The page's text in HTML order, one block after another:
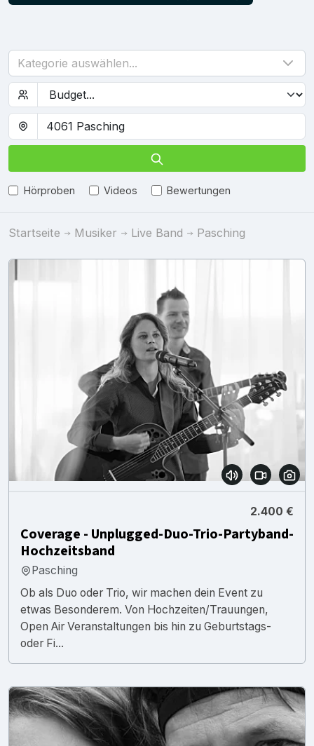
Kategorie auswählen...
Hörproben Videos Bewertungen
Startseite Musiker Live Band Pasching
2.400 €
Coverage - Unplugged-Duo-Trio-Partyband-
Hochzeitsband
Pasching
Ob als Duo oder Trio, wir machen dein Event zu
etwas Besonderem. Von Hochzeiten/Trauungen,
Open Air Veranstaltungen bis hin zu Geburtstags-
oder Fi...